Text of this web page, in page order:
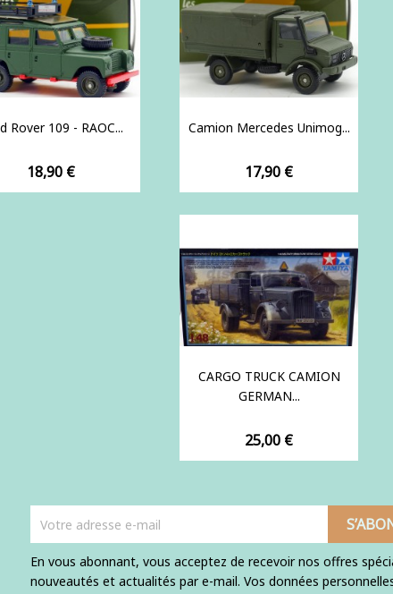
Rover 109 - RAOC...
Prix
18,90 €
Camion Mercedes Unimog...
Prix
17,90 €
CARGO TRUCK CAMION
GERMAN...
Prix
25,00 €
En vous abonnant, vous acceptez de recevoir nos offres
nouveautés et actualités par e-mail. Vos données